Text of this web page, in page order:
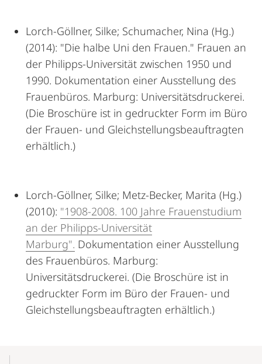
Lorch-Göllner, Silke; Schumacher, Nina (Hg.)
(2014): "Die halbe Uni den Frauen." Frauen an
der Philipps-Universität zwischen 1950 und
1990. Dokumentation einer Ausstellung des
Frauenbüros. Marburg: Universitätsdruckerei.
(Die Broschüre ist in gedruckter Form im Büro
der Frauen- und Gleichstellungsbeauftragten
erhältlich.)
Lorch-Göllner, Silke; Metz-Becker, Marita (Hg.)
(2010): "1908-2008. 100 Jahre Frauenstudium
an der Philipps-Universität
Marburg". Dokumentation einer Ausstellung
des Frauenbüros. Marburg:
Universitätsdruckerei. (Die Broschüre ist in
gedruckter Form im Büro der Frauen- und
Gleichstellungsbeauftragten erhältlich.)